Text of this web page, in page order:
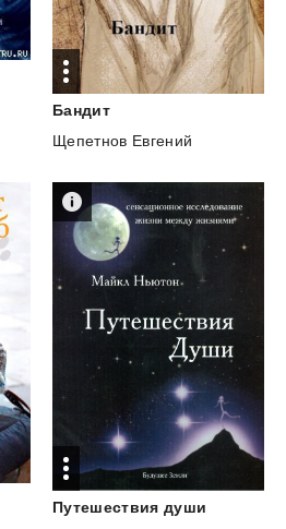
Бандит
Щепетнов Евгений
Путешествия души